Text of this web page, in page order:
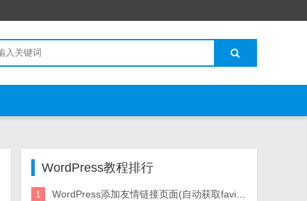
WordPress教程排行
1 WordPress添加友情链接页面(自动获取favicon.ico图标)